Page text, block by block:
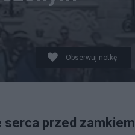
Obserwuj notkę
serca przed zamkiem